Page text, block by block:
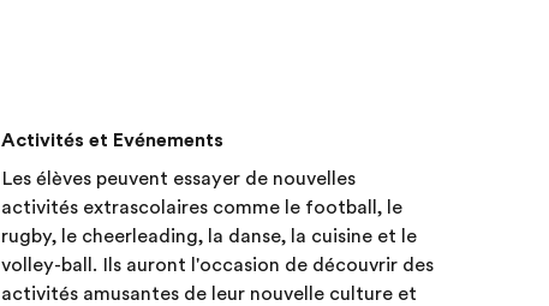
Activités et Evénements
Les élèves peuvent essayer de nouvelles
activités extrascolaires comme le football, le
rugby, le cheerleading, la danse, la cuisine et le
volley-ball. Ils auront l'occasion de découvrir des
activités amusantes de leur nouvelle culture et